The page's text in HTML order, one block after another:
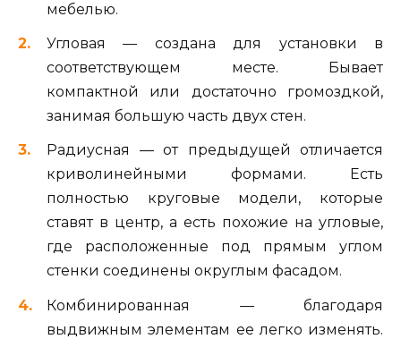
мебелью.
Угловая — создана для установки в
соответствующем месте. Бывает
компактной или достаточно громоздкой,
занимая большую часть двух стен.
Радиусная — от предыдущей отличается
криволинейными формами. Есть
полностью круговые модели, которые
ставят в центр, а есть похожие на угловые,
где расположенные под прямым углом
стенки соединены округлым фасадом.
Комбинированная — благодаря
выдвижным элементам ее легко изменять.